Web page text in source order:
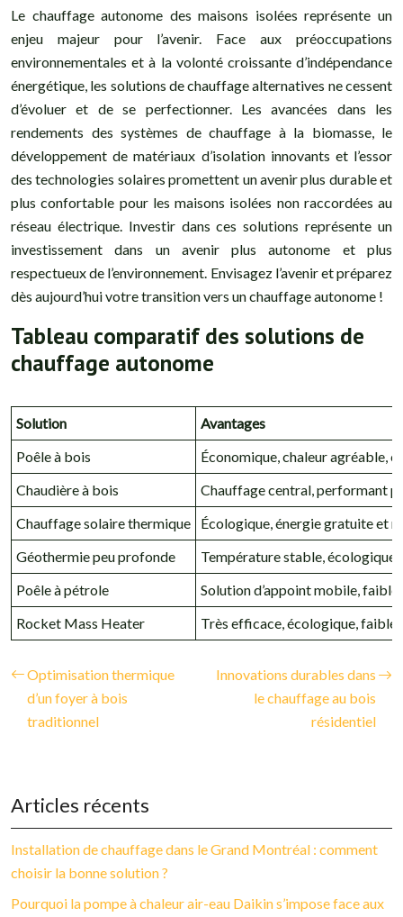
Le chauffage autonome des maisons isolées représente un
enjeu majeur pour l’avenir. Face aux préoccupations
environnementales et à la volonté croissante d’indépendance
énergétique, les solutions de chauffage alternatives ne cessent
d’évoluer et de se perfectionner. Les avancées dans les
rendements des systèmes de chauffage à la biomasse, le
développement de matériaux d’isolation innovants et l’essor
des technologies solaires promettent un avenir plus durable et
plus confortable pour les maisons isolées non raccordées au
réseau électrique. Investir dans ces solutions représente un
investissement dans un avenir plus autonome et plus
respectueux de l’environnement. Envisagez l’avenir et préparez
dès aujourd’hui votre transition vers un chauffage autonome !
Tableau comparatif des solutions de
chauffage autonome
Solution
Avantages
Poêle à bois
Économique, chaleur agréable,
Chaudière à bois
Chauffage central, performant
Chauffage solaire thermique
Écologique, énergie gratuite et
Géothermie peu profonde
Température stable,
Poêle à pétrole
Solution d’appoint mobile, faible
Rocket Mass Heater
Très efficace, écologique, faible
Optimisation thermique
d’un foyer à bois
traditionnel
Innovations durables dans
le chauffage au bois
résidentiel
Articles récents
Installation de chauffage dans le Grand Montréal : comment
choisir la bonne solution ?
Pourquoi la pompe à chaleur air-eau Daikin s’impose face aux